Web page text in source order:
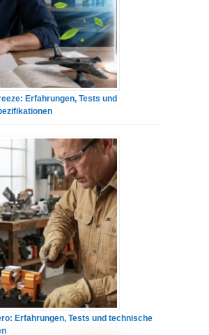
Erfahrungen, Tests und
Erfahrungen, Tests und technische